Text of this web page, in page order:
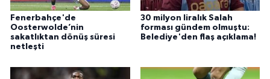
Fenerbahçe'de
Oosterwolde’nin
sakatlıktan dönüş süresi
netleşti
30 milyon liralık Salah
forması gündem olmuştu:
Belediye'den flaş açıklama!